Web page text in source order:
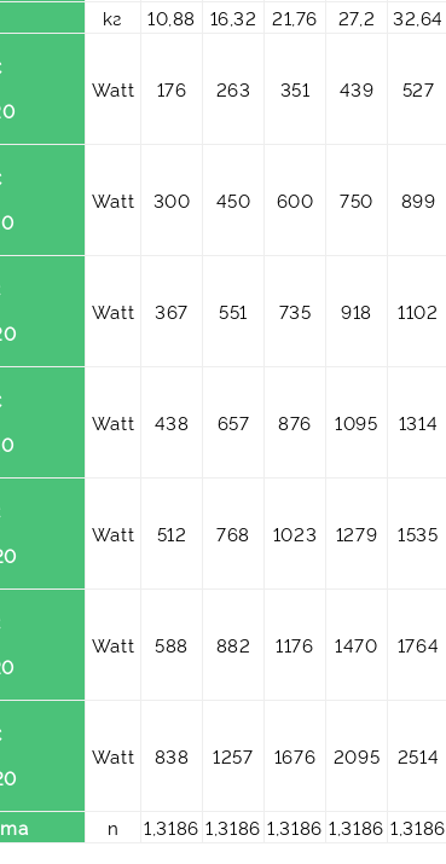
кг 10,88 16,32 21,76 27,2 32,64
Watt 176 263 351 439 527
Watt 300 450 600 750 899
Watt 367 551 735 918 1102
Watt 438 657 876 1095 1314
Watt 512 768 1023 1279 1535
Watt 588 882 1176 1470 1764
Watt 838 1257 1676 2095 2514
n 1,3186 1,3186 1,3186 1,3186 1,3186